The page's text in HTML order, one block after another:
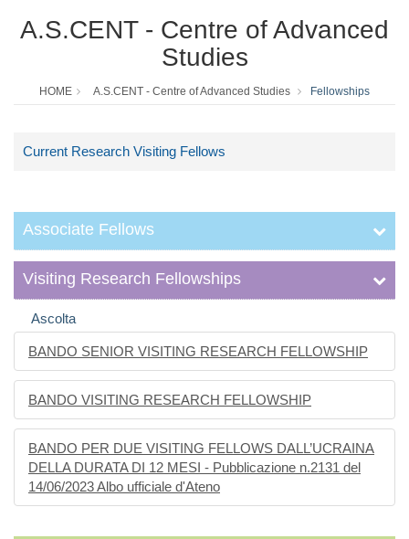
A.S.CENT - Centre of Advanced
Studies
HOME A.S.CENT - Centre of Advanced Studies Fellowships
Current Research Visiting Fellows
Associate Fellows
Visiting Research Fellowships
Ascolta
BANDO SENIOR VISITING RESEARCH FELLOWSHIP
BANDO VISITING RESEARCH FELLOWSHIP
BANDO PER DUE VISITING FELLOWS DALL’UCRAINA
DELLA DURATA DI 12 MESI - Pubblicazione n.2131 del
14/06/2023 Albo ufficiale d'Ateno